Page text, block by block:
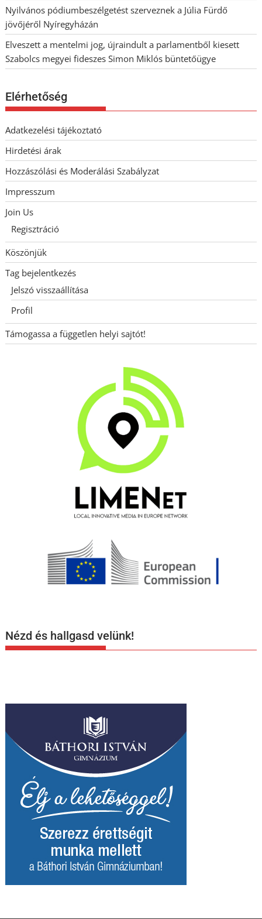
Nyilvános pódiumbeszélgetést szerveznek a Júlia Fürdő
jövőjéről Nyíregyházán
Elveszett a mentelmi jog, újraindult a parlamentből kiesett
Szabolcs megyei fideszes Simon Miklós büntetőügye
Elérhetőség
Adatkezelési tájékoztató
Hirdetési árak
Hozzászólási és Moderálási Szabályzat
Impresszum
Join Us
Regisztráció
Köszönjük
Tag bejelentkezés
Jelszó visszaállítása
Profil
Támogassa a független helyi sajtót!
Nézd és hallgasd velünk!